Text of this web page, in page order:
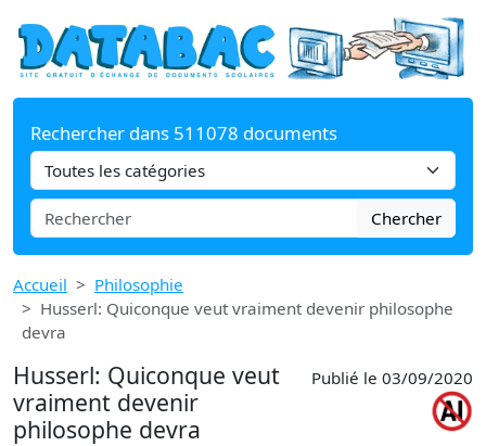
Rechercher dans 511078 documents
Chercher
Accueil
Philosophie
Husserl: Quiconque veut vraiment devenir philosophe
devra
Husserl: Quiconque veut
vraiment devenir
philosophe devra
Publié le 03/09/2020